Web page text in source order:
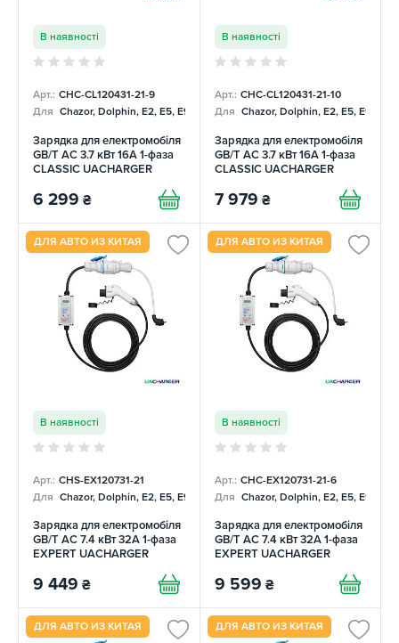
В наявності
Арт.: CHC-CL120431-21-9
Для Chazor, Dolphin, E2, E5, E9, Mercedes
Зарядка для електромобіля
GB/T AC 3.7 кВт 16А 1-фаза
CLASSIC UACHARGER
6 299 ₴
В наявності
Арт.: CHC-CL120431-21-10
Для Chazor, Dolphin, E2, E5, E9,
Зарядка для електромобіля
GB/T AC 3.7 кВт 16А 1-фаза
CLASSIC UACHARGER
7 979 ₴
ДЛЯ АВТО ИЗ КИТАЯ
В наявності
Арт.: CHS-EX120731-21
Для Chazor, Dolphin, E2, E5, E9, Mercedes
Зарядка для електромобіля
GB/T AC 7.4 кВт 32А 1-фаза
EXPERT UACHARGER
9 449 ₴
ДЛЯ АВТО ИЗ КИТАЯ
В наявності
Арт.: CHC-EX120731-21-6
Для Chazor, Dolphin, E2, E5, E9,
Зарядка для електромобіля
GB/T AC 7.4 кВт 32А 1-фаза
EXPERT UACHARGER
9 599 ₴
ДЛЯ АВТО ИЗ КИТАЯ ДЛЯ АВТО ИЗ КИТАЯ